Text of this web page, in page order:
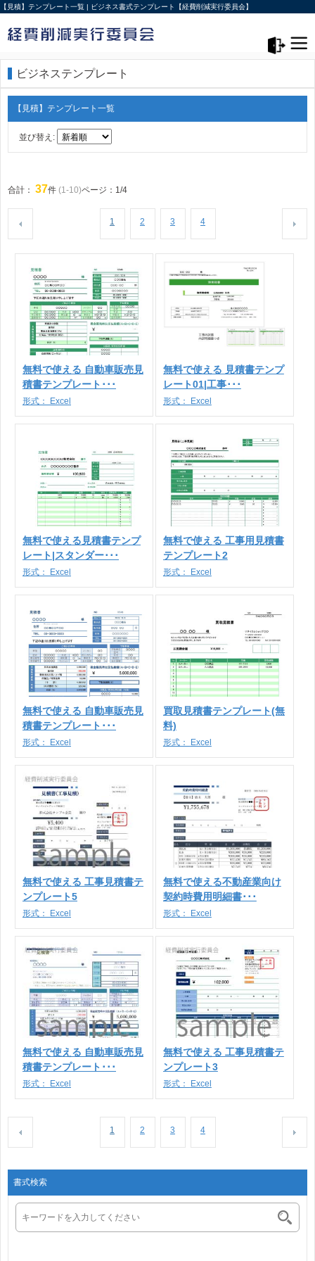
【見積】テンプレート一覧 | ビジネス書式テンプレート【経費削減実行委員会】
ビジネステンプレート
【見積】テンプレート一覧
並び替え:
合計： 37件 (1-10)ページ：1/4
1 2 3 4
無料で使える 自動車販売見
積書テンプレート･･･
形式： Excel
無料で使える 見積書テンプ
レート01|工事･･･
形式： Excel
無料で使える見積書テンプ
レート|スタンダー･･･
形式： Excel
無料で使える 工事用見積書
テンプレート2
形式： Excel
無料で使える 自動車販売見
積書テンプレート･･･
形式： Excel
買取見積書テンプレート(無
料)
形式： Excel
無料で使える 工事見積書テ
ンプレート5
形式： Excel
無料で使える不動産業向け
契約時費用明細書･･･
形式： Excel
無料で使える 自動車販売見
積書テンプレート･･･
形式： Excel
無料で使える 工事見積書テ
ンプレート3
形式： Excel
1 2 3 4
書式検索